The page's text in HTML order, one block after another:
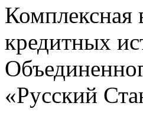
Комплексная
кредитных
«Русский